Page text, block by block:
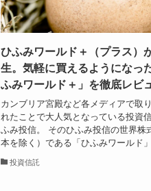
ひふみワールド＋（プラス）
生。気軽に買えるようになっ
ふみワールド＋」を徹底レビ
カンブリア宮殿など各メディアで取
れたことで大人気となっている投資
ふみ投信。 そのひふみ投信の世界株
本を除く）である「ひふみワールド
投資信託